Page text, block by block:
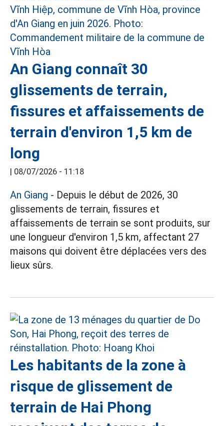
An Giang connaît 30
glissements de terrain,
fissures et affaissements de
terrain d'environ 1,5 km de
long
| 08/07/2026 - 11:18
An Giang - Depuis le début de 2026, 30
glissements de terrain, fissures et
affaissements de terrain se sont produits, sur
une longueur d'environ 1,5 km, affectant 27
maisons qui doivent être déplacées vers des
lieux sûrs.
Les habitants de la zone à
risque de glissement de
terrain de Hai Phong